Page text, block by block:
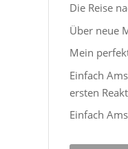
Die Reise
Über neue
Mein
Einfach
ersten
Einfach